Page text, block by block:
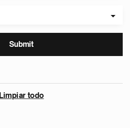
Limpiar todo